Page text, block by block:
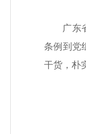
广东省
条例到党
干货，朴